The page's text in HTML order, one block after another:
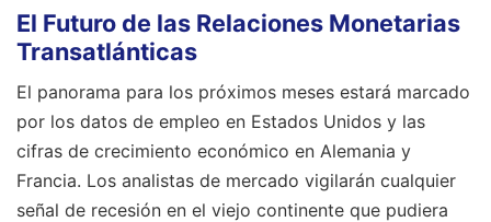
El Futuro de las Relaciones Monetarias
Transatlánticas
El panorama para los próximos meses estará marcado
por los datos de empleo en Estados Unidos y las
cifras de crecimiento económico en Alemania y
Francia. Los analistas de mercado vigilarán cualquier
señal de recesión en el viejo continente que pudiera